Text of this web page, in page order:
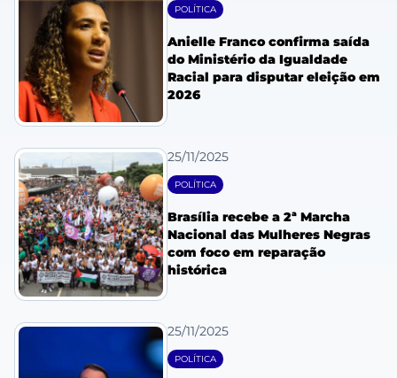
POLÍTICA
Anielle Franco confirma saída
do Ministério da Igualdade
Racial para disputar eleição em
2026
25/11/2025
POLÍTICA
Brasília recebe a 2ª Marcha
Nacional das Mulheres Negras
com foco em reparação
histórica
25/11/2025
POLÍTICA